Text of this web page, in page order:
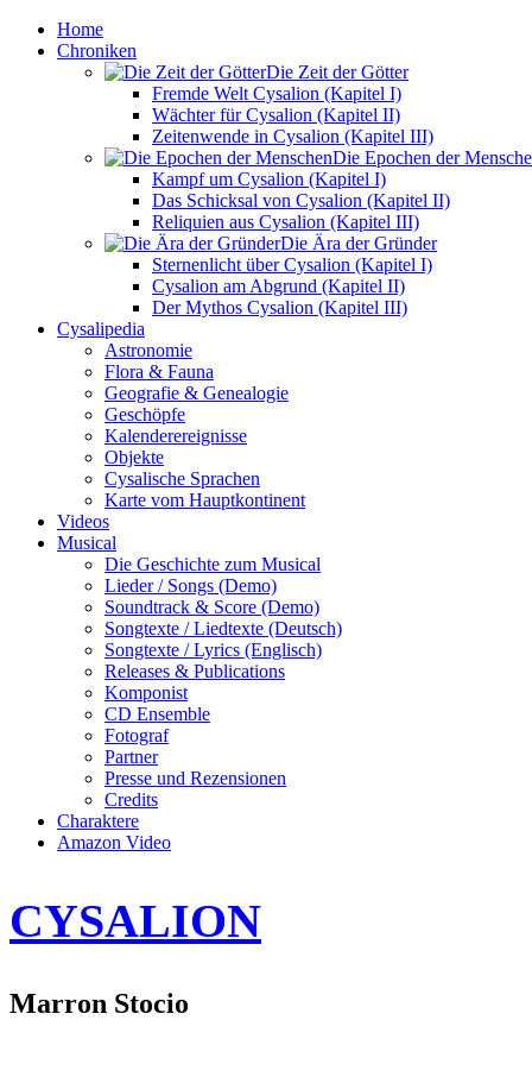
Home
Chroniken
Die Zeit der Götter
Fremde Welt Cysalion (Kapitel I)
Wächter für Cysalion (Kapitel II)
Zeitenwende in Cysalion (Kapitel III)
Die Epochen der
Kampf um Cysalion (Kapitel I)
Das Schicksal von Cysalion (Kapitel II)
Reliquien aus Cysalion (Kapitel III)
Die Ära der Gründer
Sternenlicht über Cysalion (Kapitel I)
Cysalion am Abgrund (Kapitel II)
Der Mythos Cysalion (Kapitel III)
Cysalipedia
Astronomie
Flora & Fauna
Geografie & Genealogie
Geschöpfe
Kalenderereignisse
Objekte
Cysalische Sprachen
Karte vom Hauptkontinent
Videos
Musical
Die Geschichte zum Musical
Lieder / Songs (Demo)
Soundtrack & Score (Demo)
Songtexte / Liedtexte (Deutsch)
Songtexte / Lyrics (Englisch)
Releases & Publications
Komponist
CD Ensemble
Fotograf
Partner
Presse und Rezensionen
Credits
Charaktere
Amazon Video
CYSALION
Marron Stocio